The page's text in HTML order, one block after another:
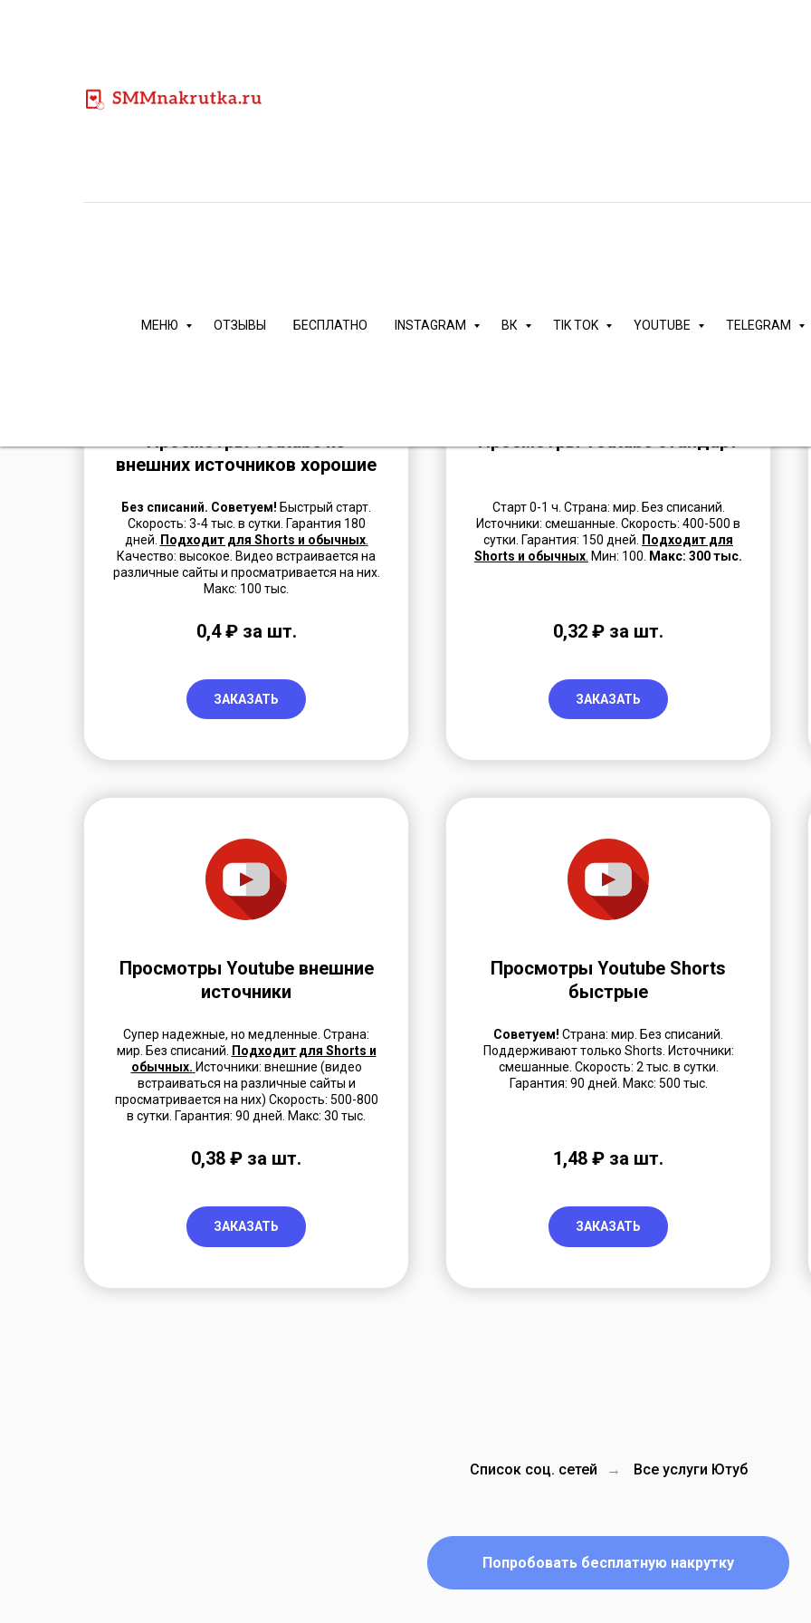
МЕНЮ ОТЗЫВЫ БЕСПЛАТНО INSTAGRAM ВК TIK TOK YOUTUBE TELEGRAM
Накрутка просмотров Ютуб
Просмотры Youtube из
внешних источников хорошие
Без списаний. Советуем! Быстрый старт.
Скорость: 3-4 тыс. в сутки. Гарантия 180
дней.
Подходит для Shorts и обычных.
Качество: высокое. Видео встраивается на
различные сайты и просматривается на них.
Макс: 100 тыс.
0,4 ₽ за шт.
ЗАКАЗАТЬ
Просмотры Youtube стандарт
Старт 0-1 ч. Страна: мир. Без списаний.
Источники: смешанные. Скорость: 400-500 в
сутки. Гарантия: 150 дней.
Подходит для
Shorts и обычных Мин: 100. Макс: 300 тыс.
0,32 ₽ за шт.
ЗАКАЗАТЬ
Просмотры Youtube внешние
источники
Супер надежные, но медленные. Страна:
мир. Без списаний. Подходит для Shorts и
обычных. Источники: внешние (видео
встраиваться на различные сайты и
просматривается на них) Скорость: 500-800
в сутки. Гарантия: 90 дней. Макс: 30 тыс.
0,38 ₽ за шт.
ЗАКАЗАТЬ
Просмотры Youtube Shorts
быстрые
Советуем! Страна: мир. Без списаний.
Поддерживают только Shorts. Источники:
смешанные. Скорость: 2 тыс. в сутки.
Гарантия: 90 дней. Макс: 500 тыс.
1,48 ₽ за шт.
ЗАКАЗАТЬ
Список соц. сетей → Все услуги Ютуб
Попробовать бесплатную накрутку